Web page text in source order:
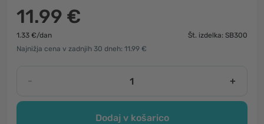
11.99 €
1.33 €/dan
Št. izdelka: SB300
Najnižja cena v zadnjih 30 dneh: 11.99 €
- +
Dodaj v košarico